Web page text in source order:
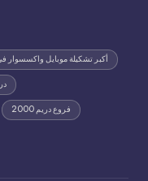
أكبر تشكيلة موبايل واكسسوار
فروع دريم 2000